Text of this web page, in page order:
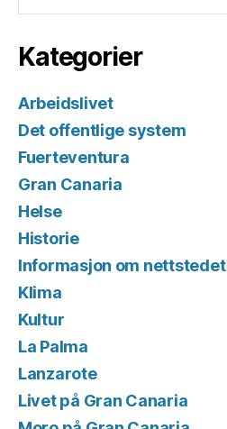
Kategorier
Arbeidslivet
Det offentlige system
Fuerteventura
Gran Canaria
Helse
Historie
Informasjon om nettstedet
Klima
Kultur
La Palma
Lanzarote
Livet på Gran Canaria